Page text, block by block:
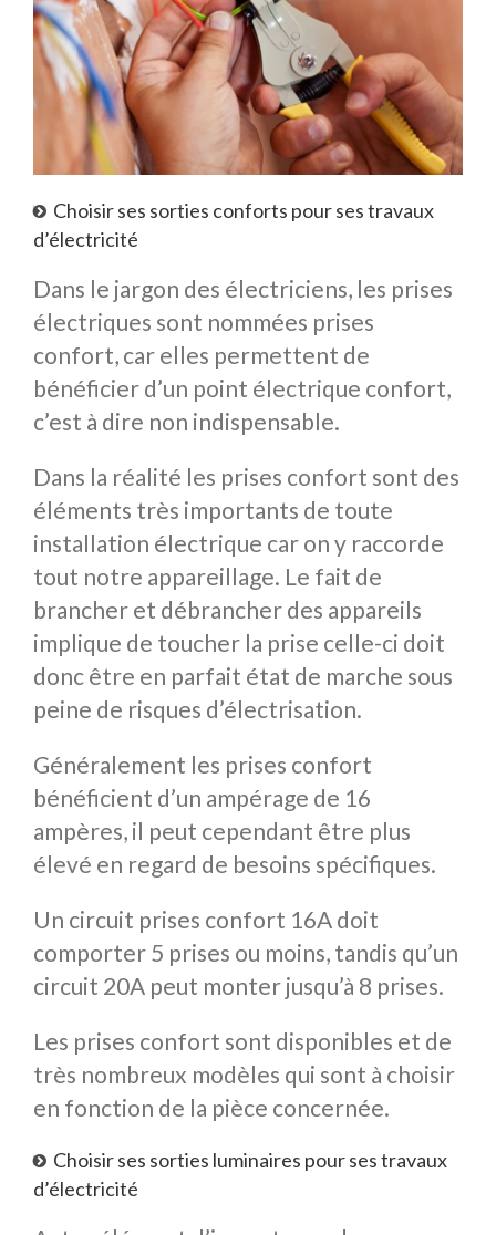
Choisir ses sorties conforts pour ses travaux
d’électricité
Dans le jargon des électriciens, les prises
électriques sont nommées prises
confort, car elles permettent de
bénéficier d’un point électrique confort,
c’est à dire non indispensable.
Dans la réalité les prises confort sont des
éléments très importants de toute
installation électrique car on y raccorde
tout notre appareillage. Le fait de
brancher et débrancher des appareils
implique de toucher la prise celle-ci doit
donc être en parfait état de marche sous
peine de risques d’électrisation.
Généralement les prises confort
bénéficient d’un ampérage de 16
ampères, il peut cependant être plus
élevé en regard de besoins spécifiques.
Un circuit prises confort 16A doit
comporter 5 prises ou moins, tandis qu’un
circuit 20A peut monter jusqu’à 8 prises.
Les prises confort sont disponibles et de
très nombreux modèles qui sont à choisir
en fonction de la pièce concernée.
Choisir ses sorties luminaires pour ses travaux
d’électricité